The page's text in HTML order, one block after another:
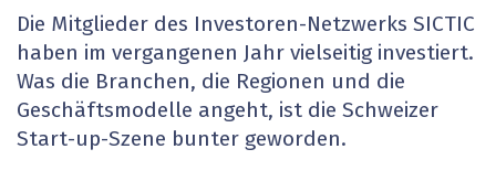
Die Mitglieder des Investoren-Netzwerks SICTIC
haben im vergangenen Jahr vielseitig investiert.
Was die Branchen, die Regionen und die
Geschäftsmodelle angeht, ist die Schweizer
Start-up-Szene bunter geworden.